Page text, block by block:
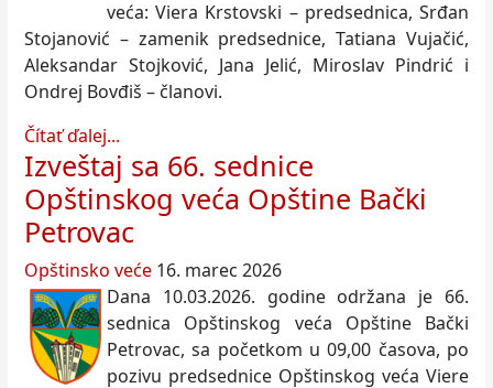
veća: Viera Krstovski – predsednica, Srđan
Stojanović – zamenik predsednice, Tatiana Vujačić,
Aleksandar Stojković, Jana Jelić, Miroslav Pindrić i
Ondrej Bovđiš – članovi.
Čítať ďalej...
Izveštaj sa 66. sednice
Opštinskog veća Opštine Bački
Petrovac
Opštinsko veće 16. marec 2026
Dana 10.03.2026. godine održana je 66.
sednica Opštinskog veća Opštine Bački
Petrovac, sa početkom u 09,00 časova, po
pozivu predsednice Opštinskog veća Viere